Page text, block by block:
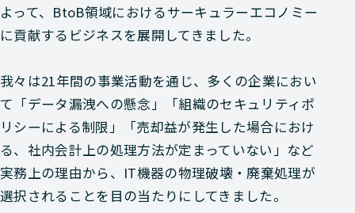
よって、BtoB領域におけるサーキュラーエコノミー
に貢献するビジネスを展開してきました。
我々は21年間の事業活動を通じ、多くの企業におい
て「データ漏洩への懸念」「組織のセキュリティポ
リシーによる制限」「売却益が発生した場合におけ
る、社内会計上の処理方法が定まっていない」など
実務上の理由から、IT機器の物理破壊・廃棄処理が
選択されることを目の当たりにしてきました。